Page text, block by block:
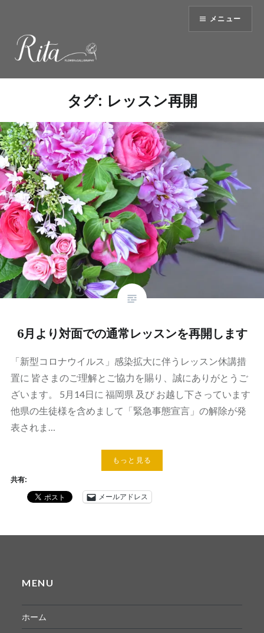
へ
ッ
プ
メニュー
タグ: レッスン再開
6月より対面での通常レッスンを再開します
「新型コロナウイルス」感染拡大に伴うレッスン休講措
置に 皆さまのご理解とご協力を賜り、誠にありがとうご
ざいます。 5月14日に 福岡県 及び お越し下さっています
他県の生徒様を含めまして「緊急事態宣言」の解除が発
表されま…
もっと見る
共有:
メールアドレス
MENU
ホーム